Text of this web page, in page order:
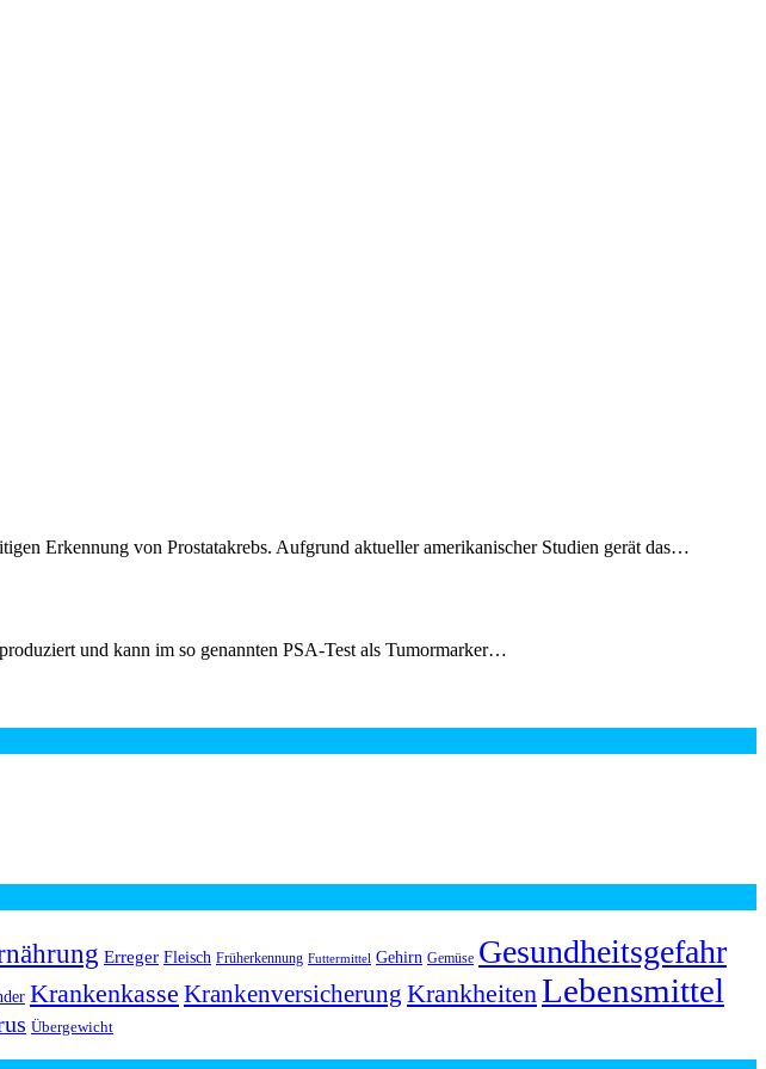
Erkennung von Prostatakrebs. Aufgrund aktueller amerikanischer Studien gerät das…
und kann im so genannten PSA-Test als Tumormarker…
Erreger Fleisch Früherkennung Futtermittel Gehirn Gemüse Gesundheitsgefahr
Krankenkasse Krankenversicherung Krankheiten Lebensmittel
Übergewicht